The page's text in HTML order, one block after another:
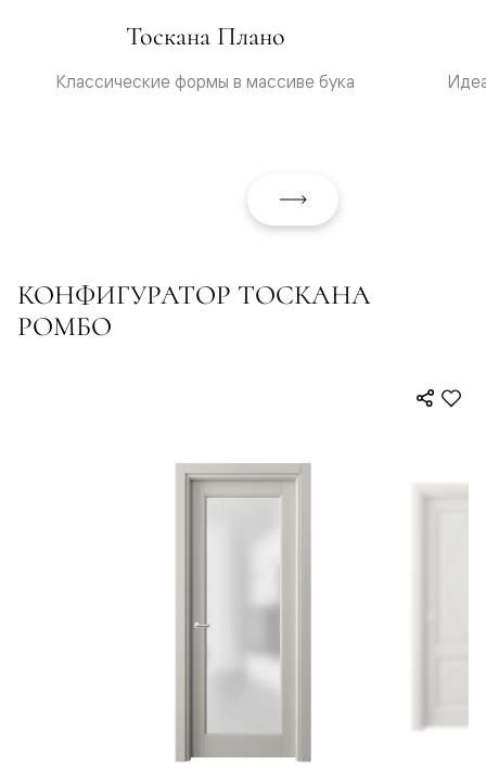
Тоскана Плано
Классические формы в массиве бука
КОНФИГУРАТОР ТОСКАНА
РОМБО